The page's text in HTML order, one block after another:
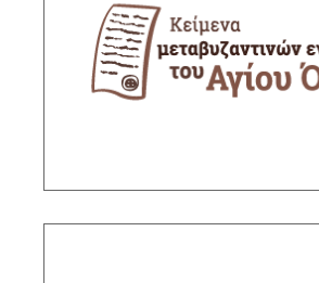
Αγίου Όρους (16ος-18ος
Υπεύθυνος ερευνητής: Ζήσης
Κύριος Ερευνητής ΙΙΕ/